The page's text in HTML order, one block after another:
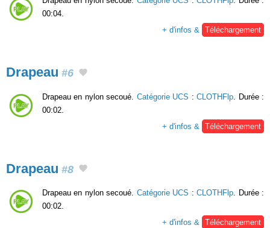
00:04.
+ d'infos &
Téléchargement
Drapeau #6
Drapeau en nylon secoué. Catégorie UCS :CLOTHFlp . Durée :
00:02.
+ d'infos &
Téléchargement
Drapeau #8
Drapeau en nylon secoué. Catégorie UCS :CLOTHFlp. Durée :
00:02.
+ d'infos & Téléchargement